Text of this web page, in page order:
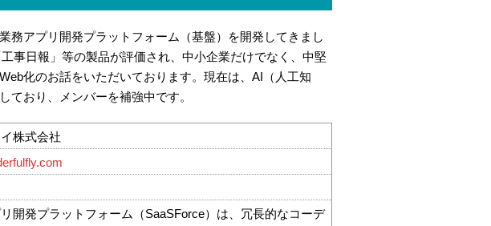
務アプリ開発プラットフォーム（基盤）を開発してきまし
事日報」等の製品が評価され、中小企業だけでなく、中堅
化のお話をいただいております。現在は、AI（人工知
ており、メンバーを補強中です。
株式会社
開発プラットフォーム（SaaSForce）は、冗長的なコーデ